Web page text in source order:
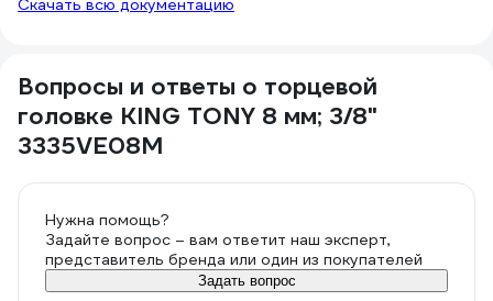
Скачать всю документацию
Вопросы и ответы о торцевой
головке KING TONY 8 мм; 3/8"
3335VE08M
Нужна помощь?
Задайте вопрос – вам ответит наш эксперт,
представитель бренда или один из покупателей
Задать вопрос